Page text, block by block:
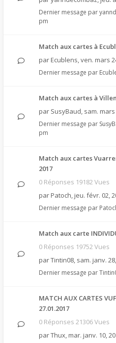
Dernier message par
pm
Match aux cartes à
par Ecublens,ven. mars
Dernier message par
Match aux cartes à
par SusyBaud, sam. mars
Dernier message par
pm
Match aux cartes
2017
0 Réponses 19182 Vues
par Patoch, jeu. févr. 02,
Dernier message par
Match aux carte
0 Réponses 19752 Vues
parTintin08, sam. janv.
Dernier message par
MATCH AUX CARTES
27.01.2017
0 Réponses 21306 Vues
parThux, mar. janv. 10,